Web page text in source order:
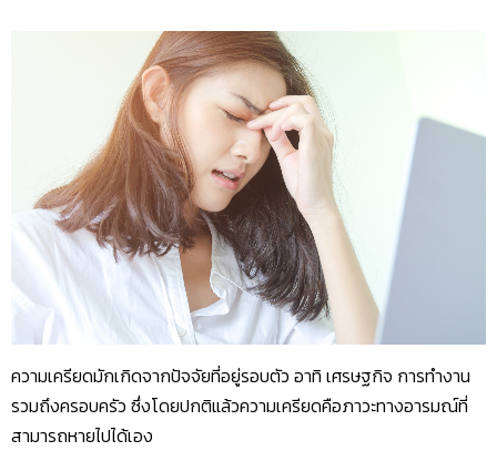
ความเครียดมักเกิดจากปัจจัยที่อยู่รอบตัว อาทิ เศรษฐกิจ การทำงาน
รวมถึงครอบครัว ซึ่งโดยปกติแล้วความเครียดคือภาวะทางอารมณ์ที่
สามารถหายไปได้เอง